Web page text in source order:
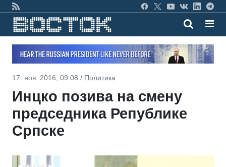
17. нов. 2016, 09:08 / Политика
Инцко позива на смену
председника Републике
Српске